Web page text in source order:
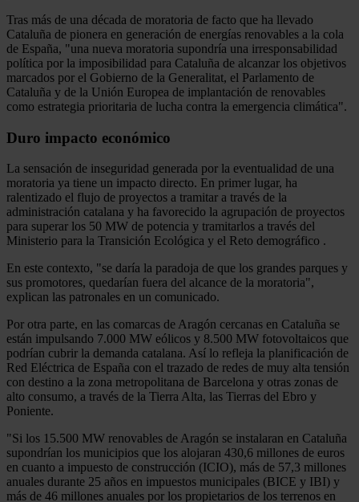
Tras más de una década de moratoria de facto que ha llevado
Cataluña de pionera en generación de energías renovables a la cola
de España, "una nueva moratoria supondría una irresponsabilidad
política por la imposibilidad para Cataluña de alcanzar los objetivos
marcados por el Gobierno de la Generalitat, el Parlamento de
Cataluña y de la Unión Europea de implantación de renovables
como estrategia prioritaria de lucha contra la emergencia climática".
Duro impacto económico
La sensación de inseguridad generada por la eventualidad de una
moratoria ya tiene un impacto directo. En primer lugar, ha
ralentizado el flujo de proyectos a tramitar a través de la
administración catalana y ha favorecido la agrupación de proyectos
para superar los 50 MW de potencia y tramitarlos a través del
Ministerio para la Transición Ecológica y el Reto demográfico .
En este contexto, "se daría la paradoja de que los grandes parques y
sus promotores, quedarían fuera del alcance de la moratoria",
explican las patronales en un comunicado.
Por otra parte, en las comarcas de Aragón cercanas en Cataluña se
están impulsando 7.000 MW eólicos y 8.500 MW fotovoltaicos que
podrían cubrir la demanda catalana. Así lo refleja la planificación de
Red Eléctrica de España con el trazado de redes de muy alta tensión
con destino a la zona metropolitana de Barcelona y otras zonas de
alto consumo, a través de la Tierra Alta, las Tierras del Ebro y
Poniente.
"Si los 15.500 MW renovables de Aragón se instalaran en Cataluña
supondrían los municipios que los alojaran 430,6 millones de euros
en cuanto a impuesto de construcción (ICIO), más de 57,3 millones
anuales durante 25 años en impuestos municipales (BICE y IBI) y
más de 46 millones anuales por los propietarios de los terrenos en